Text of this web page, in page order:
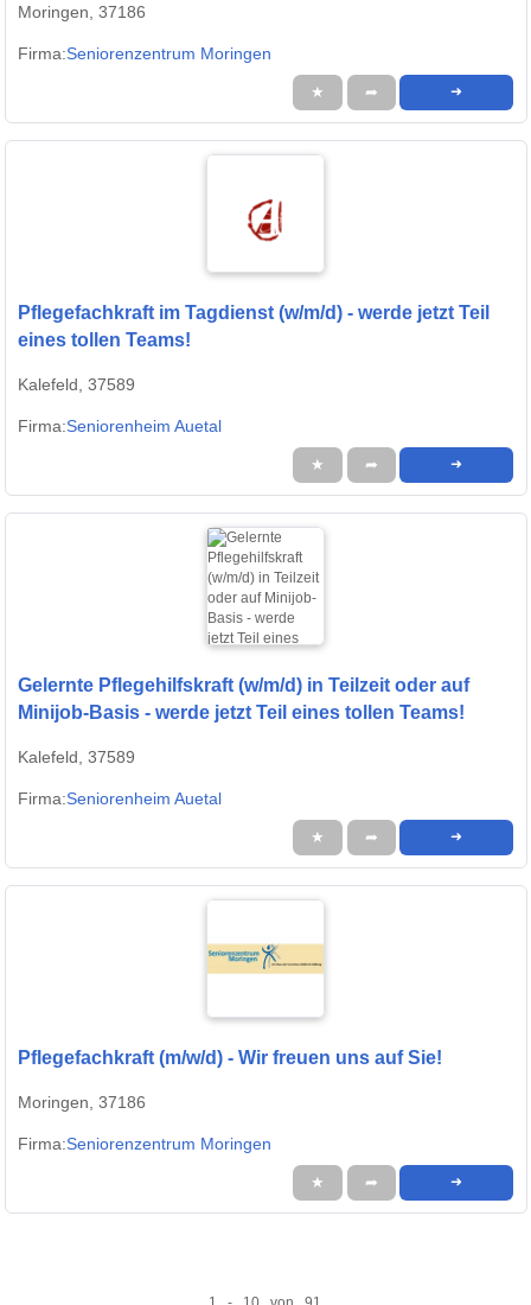
Moringen, 37186
Firma:Seniorenzentrum Moringen
★ ➦ ➜
Pflegefachkraft im Tagdienst (w/m/d) - werde jetzt Teil
eines tollen Teams!
Kalefeld, 37589
Firma:Seniorenheim Auetal
★ ➦ ➜
Gelernte Pflegehilfskraft (w/m/d) in Teilzeit oder auf
Minijob-Basis - werde jetzt Teil eines tollen Teams!
Kalefeld, 37589
Firma:Seniorenheim Auetal
★ ➦ ➜
Pflegefachkraft (m/w/d) - Wir freuen uns auf Sie!
Moringen, 37186
Firma:Seniorenzentrum Moringen
★ ➦ ➜